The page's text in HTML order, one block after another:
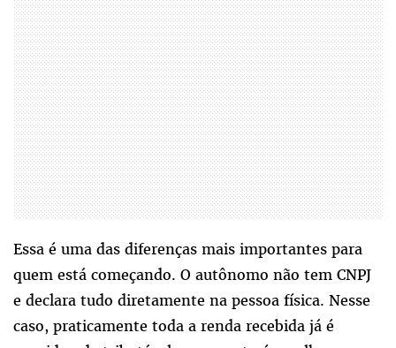
Essa é uma das diferenças mais importantes para
quem está começando. O autônomo não tem CNPJ
e declara tudo diretamente na pessoa física. Nesse
caso, praticamente toda a renda recebida já é